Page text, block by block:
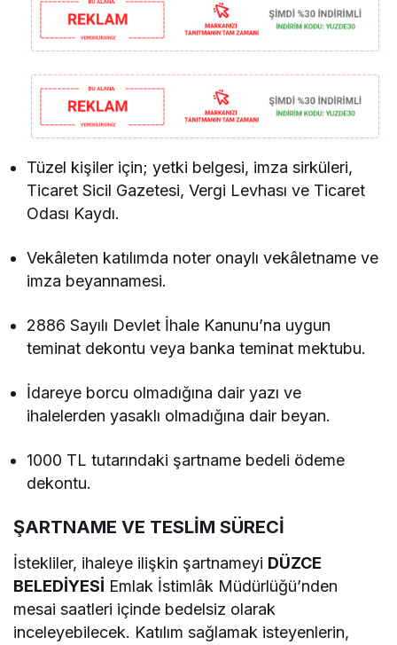
Tüzel kişiler için; yetki belgesi, imza sirküleri,
Ticaret Sicil Gazetesi, Vergi Levhası ve Ticaret
Odası Kaydı.
Vekâleten katılımda noter onaylı vekâletname ve
imza beyannamesi.
2886 Sayılı Devlet İhale Kanunu’na uygun
teminat dekontu veya banka teminat mektubu.
İdareye borcu olmadığına dair yazı ve
ihalelerden yasaklı olmadığına dair beyan.
1000 TL tutarındaki şartname bedeli ödeme
dekontu.
ŞARTNAME VE TESLİM SÜRECİ
İstekliler, ihaleye ilişkin şartnameyi DÜZCE
BELEDİYESİ Emlak İstimlâk Müdürlüğü’nden
mesai saatleri içinde bedelsiz olarak
inceleyebilecek. Katılım sağlamak isteyenlerin,